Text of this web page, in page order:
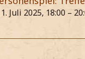
Juli 2025, 18:00 –